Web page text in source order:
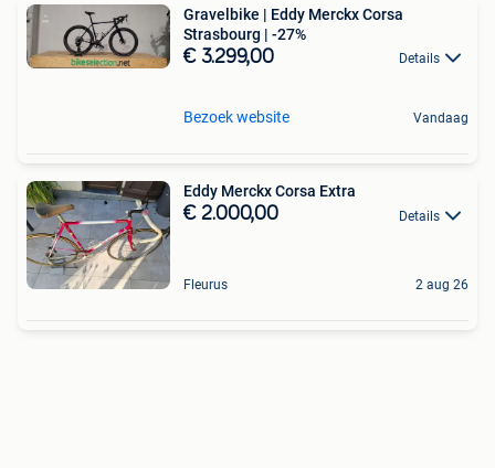
Gravelbike | Eddy Merckx Corsa
Strasbourg | -27%
€ 3.299,00 Details
Bezoek website Vandaag
Eddy Merckx Corsa Extra
€ 2.000,00 Details
Fleurus 2 aug 26